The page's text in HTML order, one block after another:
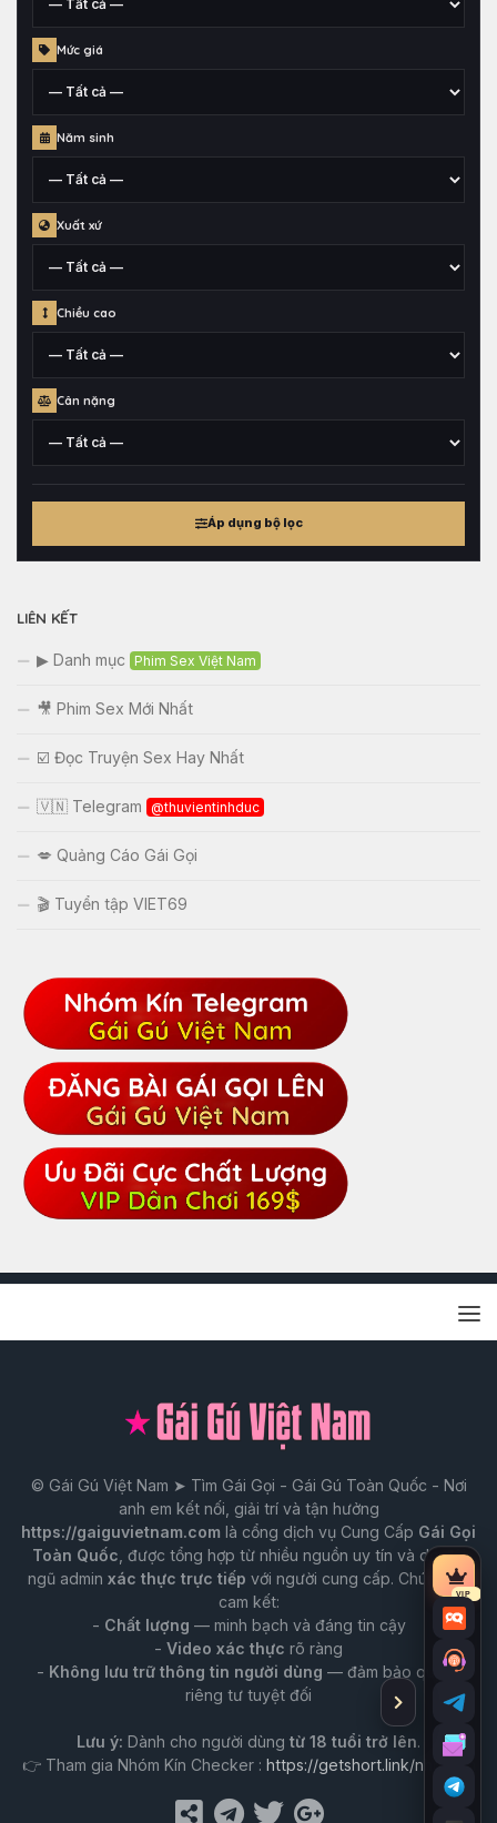
kiện
đang
chọn.
Tỉnh,
thành
hoặc
quận
huyện
Mức giá
Mức
giá
gắn
cho
hồ
Năm sinh
Thông
tin
sinh
Xuất xứ
Khu
vực
xứ
Chiều cao
Chiều
cao
khảo
Cân nặng
nặng
khảo
Áp dụng bộ lọc
LIÊN KẾT
▶ Danh mục Phim Sex Việt Nam
🎥 Phim Sex Mới Nhất
☑️ Đọc Truyện Sex Hay Nhất
🇻🇳 Telegram @thuvientinhduc
💋 Quảng Cáo Gái Gọi
🎬 Tuyển tập VIET69
© Gái Gú Việt Nam ➤ Tìm Gái Gọi - Gái Gú Toàn Quốc - Nơi
anh em kết nối, giải trí và tận hưởng
https://gaiguvietnam.com là cổng dịch vụ Cung Cấp Gái Gọi
Toàn Quốc , được tổng hợp từ nhiều nguồn uy tín và do đội
ngũ admin xác thực trực tiếp với người cung cấp. Chúng tôi
cam kết:
- Chất lượng — minh bạch và đáng tin cậy
- Video xác thực rõ ràng
- Không lưu trữ thông tin người dùng — đảm bảo quyền
riêng tư tuyệt đối
Lưu ý: Dành cho người dùng từ 18 tuổi trở lên.
👉 Tham gia Nhóm Kín Checker : https://getshort.link/nhomkin
VIP
Tài
VIP
Trò
Tư
vấn
qua
Tư
vấn
qua
Ẩn
thanh
công
cụ